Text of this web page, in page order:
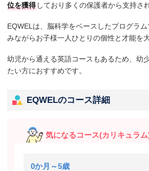
位を獲得 しており多くの保護者から支持さ
EQWELは、脳科学をベースしたプログラ
みながらお子様一人ひとりの個性と才能を
幼児から通える英語コースもあるため、幼
たい方におすすめです。
EQWELのコース詳細
気になるコース(カリキュラ
0か月～5歳